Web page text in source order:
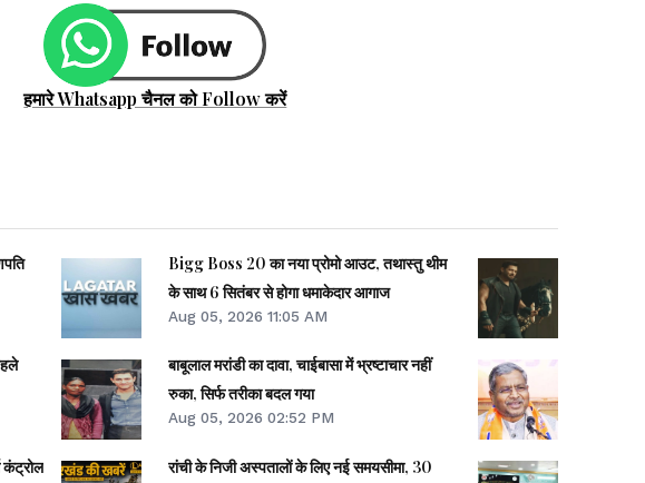
हमारे Whatsapp चैनल को Follow करें
कंट्रोल
Bigg Boss 20 का नया प्रोमो आउट, तथास्तु थीम
के साथ 6 सितंबर से होगा धमाकेदार आगाज
Aug 05, 2026 11:05 AM
बाबूलाल मरांडी का दावा, चाईबासा में भ्रष्टाचार नहीं
रुका, सिर्फ तरीका बदल गया
Aug 05, 2026 02:52 PM
रांची के निजी अस्पतालों के लिए नई समयसीमा, 30